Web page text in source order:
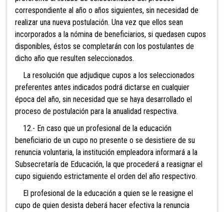
correspondiente al año o años siguientes, sin necesidad de
realizar una nueva postulación. Una vez que ellos sean
incorporados a la nómina de beneficiarios, si quedasen cupos
disponibles, éstos se completarán con los postulantes de
dicho año que resulten seleccionados.
La resolución que adjudique cupos a los seleccionados
preferentes antes indicados podrá dictarse en cualquier
época del año, sin necesidad que se haya desarrollado el
proceso de postulación para la anualidad respectiva.
12.- En caso que un profesional de la educación
beneficiario de un cupo no presente o se desistiere de su
renuncia voluntaria, la institución empleadora informará a la
Subsecretaría de Educación, la que procederá a reasignar el
cupo siguiendo estrictamente el orden del año respectivo.
El profesional de la educación a quien se le reasigne el
cupo de quien desista deberá hacer efectiva la renuncia